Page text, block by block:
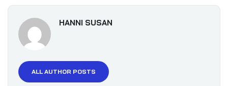
HANNI SUSAN
ALL AUTHOR POSTS